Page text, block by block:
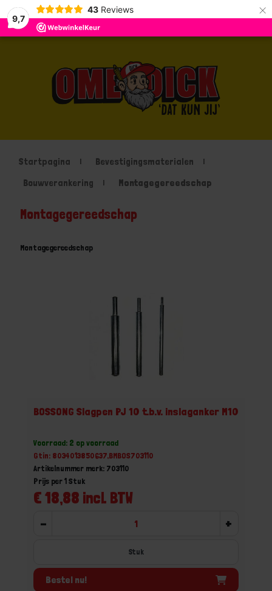
9,7
43 Reviews ×
Startpagina
Bevestigingsmaterialen
Bouwverankering
Montagegereedschap
Montagegereedschap
Montagegereedschap
BOSSONG Slagpen PJ 10 t.b.v. inslaganker M10
Voorraad: 2 op voorraad
Gtin: 8034013850637,BMBOS703110
Artikelnummer merk: 703110
€ 18,88 incl. BTW
Prijs per 1 Stuk
- +
Stuk
Bestel nu!